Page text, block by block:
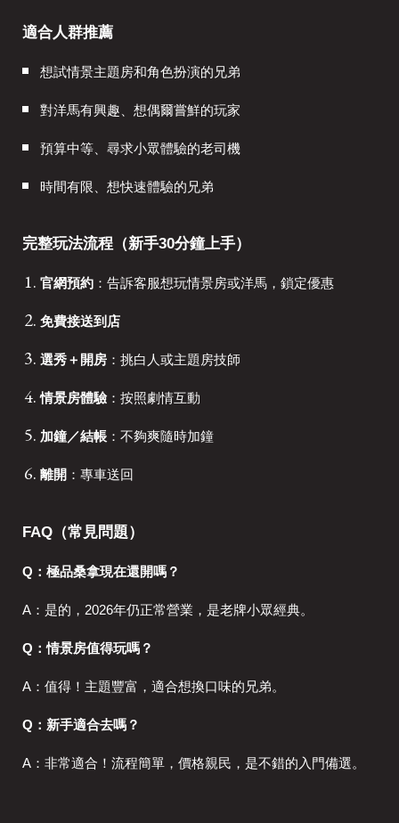
適合人群推薦
想試情景主題房和角色扮演的兄弟
對洋馬有興趣、想偶爾嘗鮮的玩家
預算中等、尋求小眾體驗的老司機
時間有限、想快速體驗的兄弟
完整玩法流程（新手30分鐘上手）
官網預約 ：告訴客服想玩情景房或洋馬，鎖定優惠
免費接送到店
選秀＋開房 ：挑白人或主題房技師
情景房體驗：按照劇情互動
加鐘／結帳 ：不夠爽隨時加鐘
離開 ：專車送回
FAQ（常見問題）
Q：極品桑拿現在還開嗎？
A：是的，2026年仍正常營業，是老牌小眾經典。
Q：情景房值得玩嗎？
A：值得！主題豐富，適合想換口味的兄弟。
Q：新手適合去嗎？
A：非常適合！流程簡單，價格親民，是不錯的入門備選。